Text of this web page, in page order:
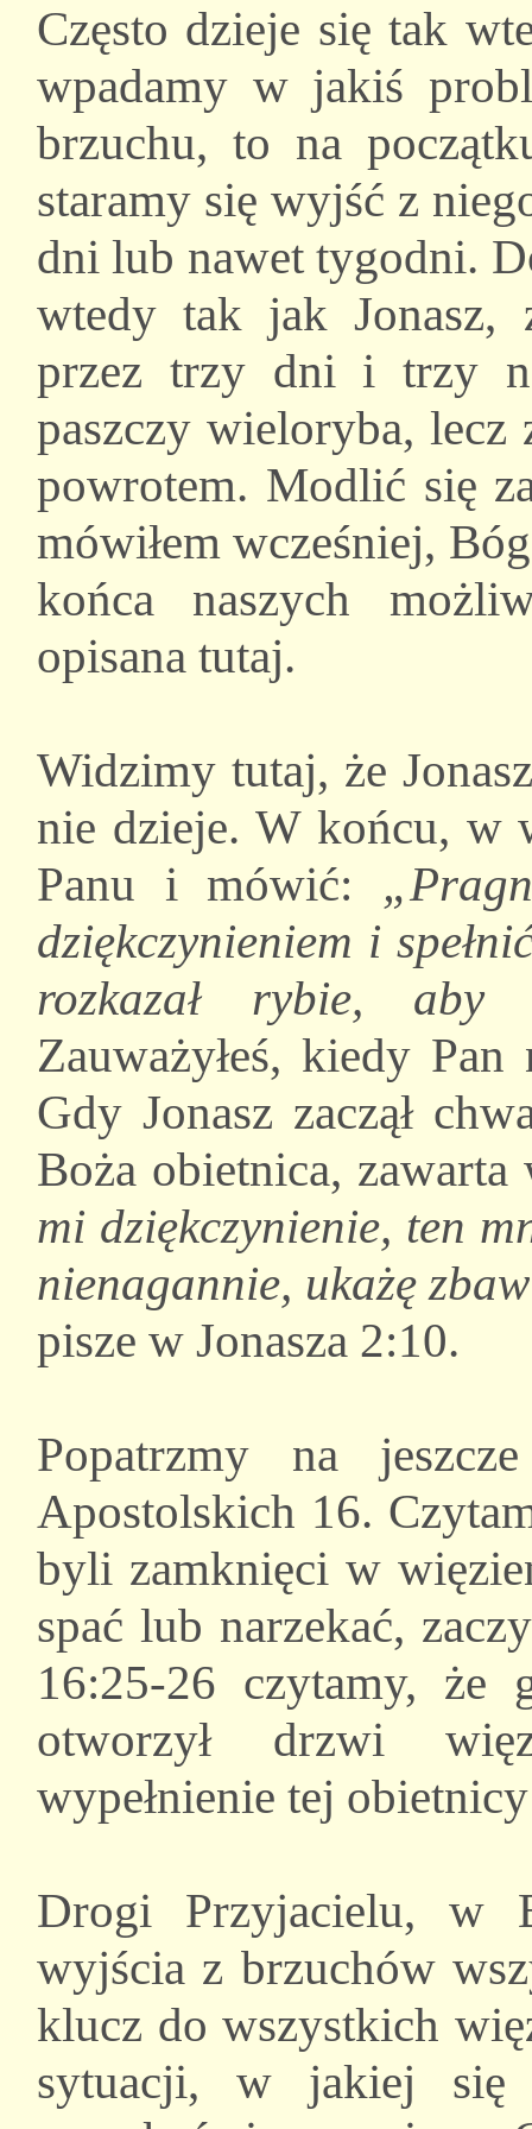
Często dzieje się tak
wpadamy w jakiś
brzuchu, to na
staramy się wyjść z
dni lub nawet tygodni.
wtedy tak jak Jonasz,
przez trzy dni i trzy
paszczy wieloryba, lecz
powrotem. Modlić się
mówiłem wcześniej,
końca naszych
opisana tutaj.
Widzimy tutaj, że
nie dzieje. W końcu, w
Panu i mówić:
dziękczynieniem i
rozkazał rybie,
Zauważyłeś, kiedy
Gdy Jonasz zaczął
Boża obietnica,
mi dziękczynienie, ten
nienagannie, ukażę
pisze w Jonasza 2:10.
Popatrzmy na
Apostolskich 16.
byli zamknięci w
spać lub narzekać,
16:25-26 czytamy, że
otworzył drzwi
wypełnienie tej
Drogi Przyjacielu, w
wyjścia z brzuchów
klucz do wszystkich
sytuacji, w jakiej się